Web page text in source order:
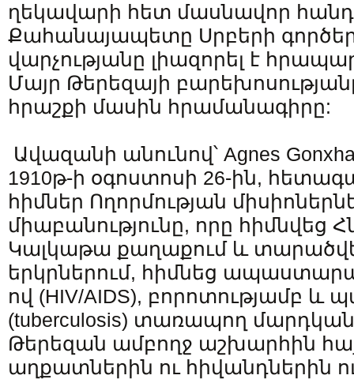
ղեկավարի հետ մասնավոր
Քահանայապետը Սրբերի
վարչությանը լիազորել է
Մայր Թերեզայի
հրաշքի մասին հրամանագիրը:
Ավազանի անունով՝ Agnes
1910թ-ի օգոստոսի 26-ին,
հիմներ Ողորմության
միաբանությունը, որը հիմնվեց
Կալկաթա քաղաքում և
երկրներում, հիմնեց
ով (HIV/AIDS), բորոտությամբ
(tuberculosis) տառապող
Թերեզան ամբողջ աշխարհին
աղքատներին ու հիվանդներին